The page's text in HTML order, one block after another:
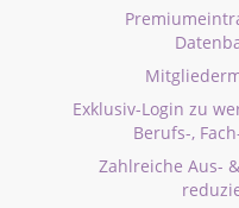
Exklusiv-Login zu
Berufs-,
Zahlreiche Aus-